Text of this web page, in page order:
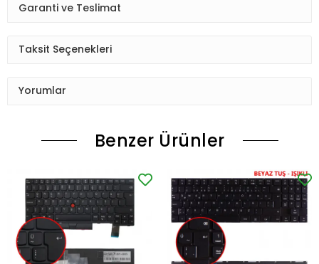
Garanti ve Teslimat
Taksit Seçenekleri
Yorumlar
Benzer Ürünler